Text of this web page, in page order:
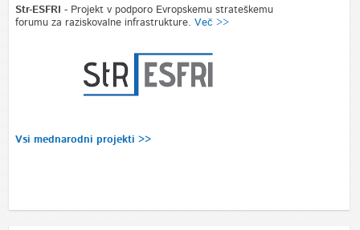
Str-ESFRI - Projekt v podporo Evropskemu strateškemu
forumu za raziskovalne infrastrukture. Več >>
Vsi mednarodni projekti >>